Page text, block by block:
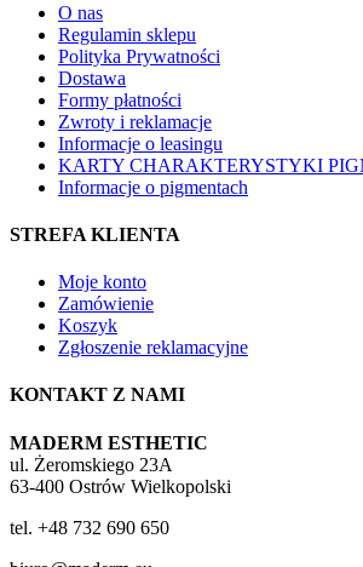
O nas
Regulamin sklepu
Polityka Prywatności
Dostawa
Formy płatności
Zwroty i reklamacje
Informacje o leasingu
KARTY CHARAKTERYSTYKI
Informacje o pigmentach
STREFA KLIENTA
Moje konto
Zamówienie
Koszyk
Zgłoszenie reklamacyjne
KONTAKT Z NAMI
MADERM ESTHETIC
ul. Żeromskiego 23A
63-400 Ostrów Wielkopolski
tel. +48 732 690 650